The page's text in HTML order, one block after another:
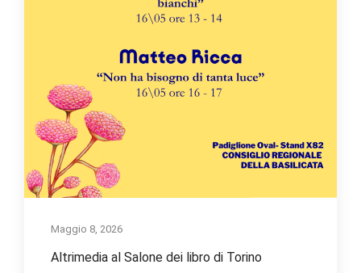
Maggio 8, 2026
Altrimedia al Salone dei libro di Torino